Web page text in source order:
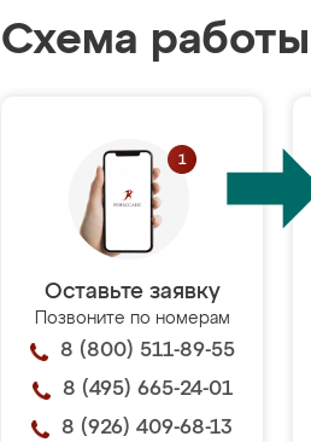
Схема работы
Оставьте заявку
Позвоните по номерам
8 (800) 511-89-55
8 (495) 665-24-01
8 (926) 409-68-13